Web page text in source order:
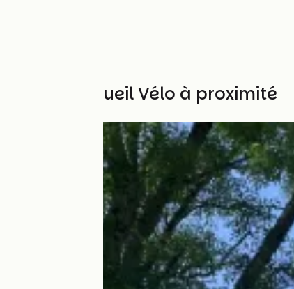
Autres Accueil Vélo à proximité